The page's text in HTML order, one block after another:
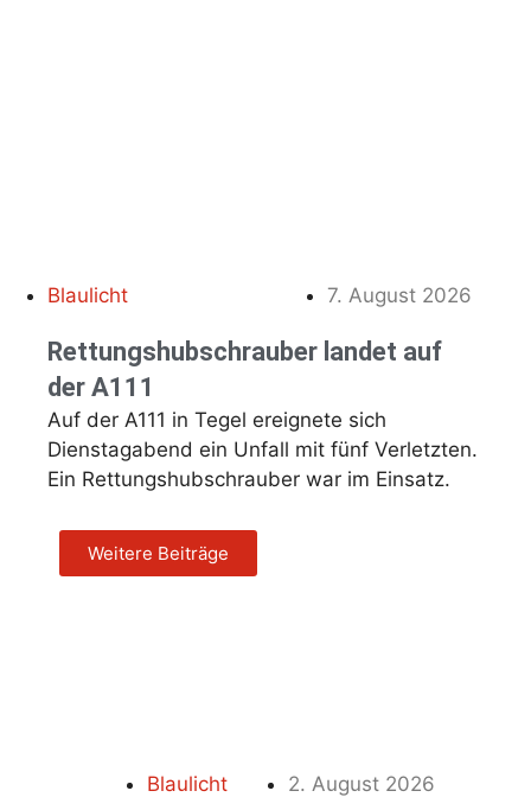
7. August 2026
Blaulicht
Rettungshubschrauber landet auf
der A111
Auf der A111 in Tegel ereignete sich
Dienstagabend ein Unfall mit fünf Verletzten.
Ein Rettungshubschrauber war im Einsatz.
Weitere Beiträge
2. August 2026
Blaulicht